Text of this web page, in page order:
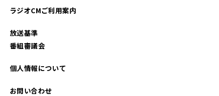
ラジオCMご利用案内
放送基準
番組審議会
個人情報について
お問い合わせ